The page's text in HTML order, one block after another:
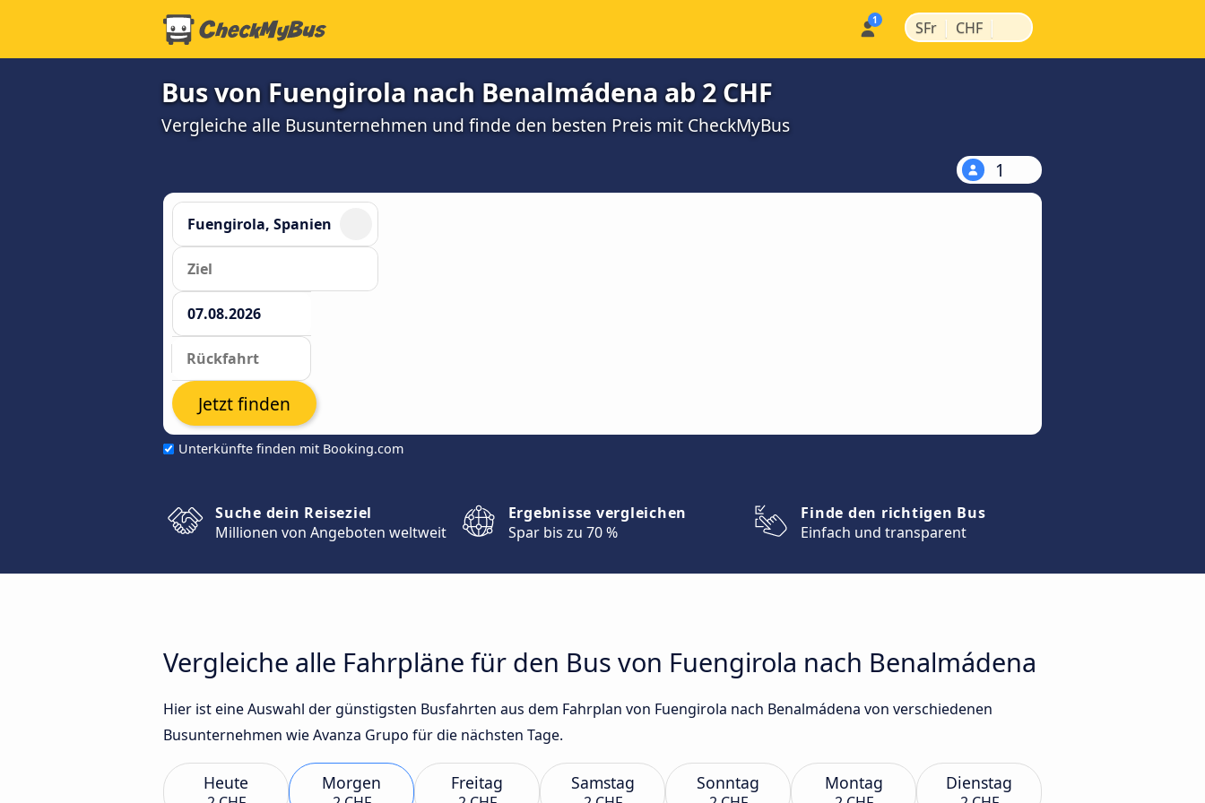
SFr | CHF |
Bus von Fuengirola nach Benalmádena ab 2 CHF
Vergleiche alle Busunternehmen und finde den besten Preis mit CheckMyBus
1
Unterkünfte finden mit Booking.com
Jetzt finden
Suche dein Reiseziel
Millionen von Angeboten weltweit
Ergebnisse vergleichen
Spar bis zu 70 %
Finde den richtigen Bus
Einfach und transparent
Vergleiche alle Fahrpläne für den Bus von Fuengirola nach Benalmádena
Hier ist eine Auswahl der günstigsten Busfahrten aus dem Fahrplan von Fuengirola nach Benalmádena von verschiedenen
Busunternehmen wie Avanza Grupo für die nächsten Tage.
Heute Morgen Freitag Samstag Sonntag Montag Dienstag